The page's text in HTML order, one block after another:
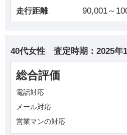
走行距離 90,001～
40代女性 査定時期： 2025年
総合評価
電話対応
メール対応
営業マンの対応